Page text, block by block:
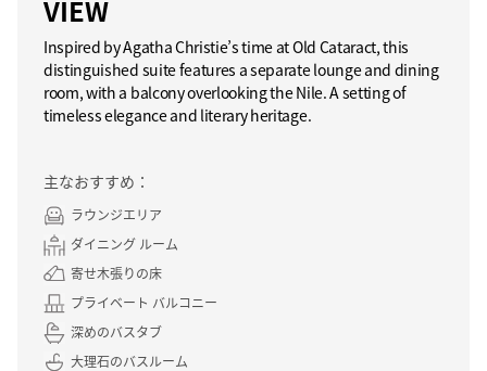
VIEW
Inspired by Agatha Christie’s time at Old Cataract, this
distinguished suite features a separate lounge and dining
room, with a balcony overlooking the Nile. A setting of
timeless elegance and literary heritage.
主なおすすめ：
ラウンジエリア
ダイニング ルーム
寄せ木張りの床
プライベート バルコニー
深めのバスタブ
大理石のバスルーム